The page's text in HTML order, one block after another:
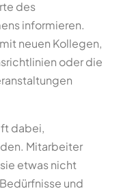
des
informieren.
neuen Kollegen,
oder die
dabei,
Mitarbeiter
etwas nicht
und